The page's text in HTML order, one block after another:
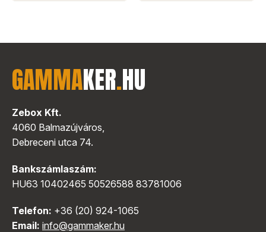
GAMMAKER.HU
Zebox Kft.
4060 Balmazújváros,
Debreceni utca 74.
Bankszámlaszám:
HU63 10402465 50526588 83781006
Telefon: +36 (20) 924-1065
Email: info@gammaker.hu